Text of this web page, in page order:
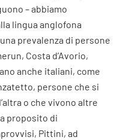
– abbiamo
lingua anglofona
prevalenza di persone
Costa d’Avorio,
anche italiani, come
persone che si
o che vivono altre
proposito di
Pittini, ad